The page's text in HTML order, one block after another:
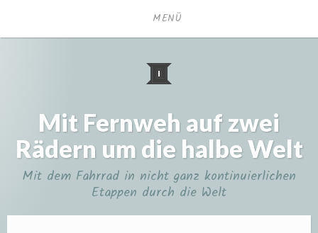
MENÜ
Mit Fernweh auf zwei
Rädern um die halbe Welt
Mit dem Fahrrad in nicht ganz kontinuierlichen
Etappen durch die Welt